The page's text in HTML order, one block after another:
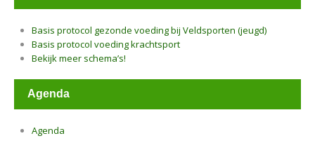
Basis protocol gezonde voeding bij Veldsporten (jeugd)
Basis protocol voeding krachtsport
Bekijk meer schema’s!
Agenda
Agenda